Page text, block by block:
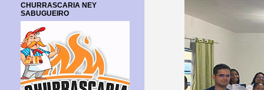
CHURRASCARIA NEY
SABUGUEIRO